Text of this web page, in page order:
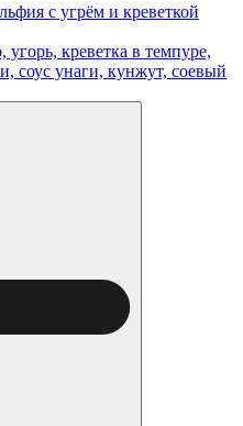
с угрём и креветкой
креветка в темпуре,
соус унаги, кунжут, соевый